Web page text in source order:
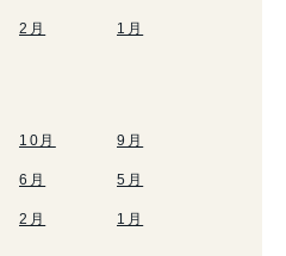
2月 1月
10月 9月
6月 5月
2月 1月